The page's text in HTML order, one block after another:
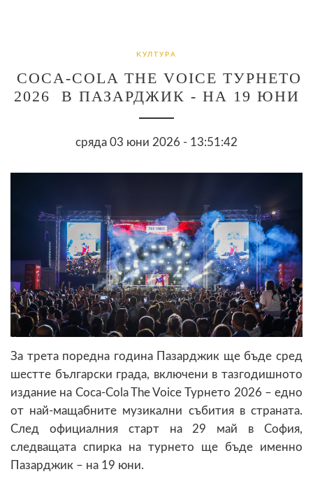
КУЛТУРА
COCA-COLA THE VOICE ТУРНЕТО
2026 В ПАЗАРДЖИК - НА 19 ЮНИ
сряда 03 юни 2026 - 13:51:42
За трета поредна година Пазарджик ще бъде сред
шестте български града, включени в тазгодишното
издание на Coca-Cola The Voice Турнето 2026 – едно
от най-мащабните музикални събития в страната.
След официалния старт на 29 май в София,
следващата спирка на турнето ще бъде именно
Пазарджик – на 19 юни.